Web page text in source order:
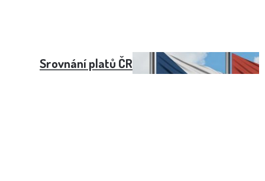
Srovnání platů ČR vs. Kanada (2021)